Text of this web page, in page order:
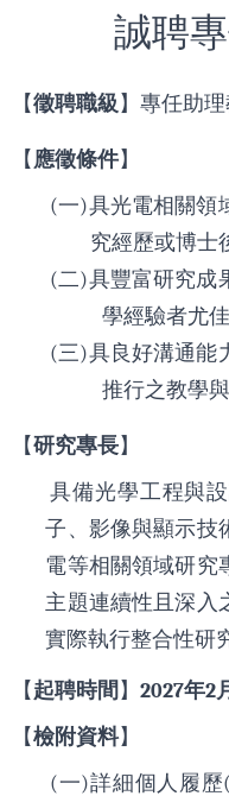
誠聘
【徵聘職級 】專任助
【 應徵條件】
(一)具光電相關領
究經歷或博士
(二)具豐富研究成
學經驗者尤佳
(三)具良好溝通能
推行之教學
【研究專長】
具備光學工程與
子、影像與顯示技
電等相關領域研究
主題連續性且深入
實際執行整合性研
【 起聘時間 】 2027年2
【檢附資料】
(一)詳細個人履歷(